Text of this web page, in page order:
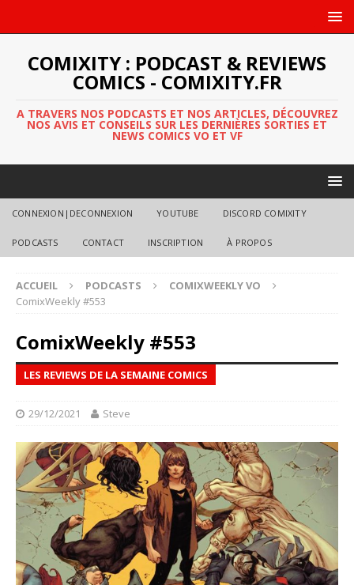
COMIXITY : PODCAST & REVIEWS
COMICS - COMIXITY.FR
A TRAVERS NOS PODCASTS ET NOS ARTICLES, DÉCOUVREZ
NOS AVIS ET CONSEILS SUR LES DERNIÈRES SORTIES ET
NEWS COMICS VO ET VF
CONNEXION|DECONNEXION YOUTUBE DISCORD COMIXITY
PODCASTS CONTACT INSCRIPTION À PROPOS
ACCUEIL PODCASTS
COMIXWEEKLY VO
ComixWeekly #553
ComixWeekly #553
LES REVIEWS DE LA SEMAINE COMICS
29/12/2021 Steve